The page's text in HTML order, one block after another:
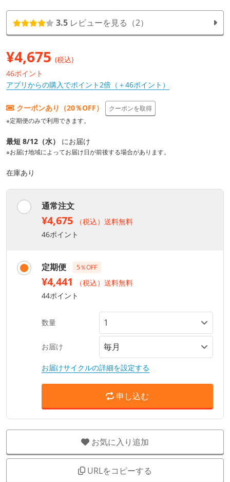
3.5 レビューを見る（2）
¥4,675 (税込)
46ポイント
アプリからの購入でポイント2倍（＋46ポイント）
クーポンあり（20％OFF）
クーポンを取得
※定期便のみで利用できます。
最短 8/12（水） にお届け
※お届け地域によってお届け日が前後する場合があります。
在庫あり
通常注文
¥4,675
（税込）送料無料
46ポイント
定期便 5％OFF
¥4,441
（税込）送料無料
44ポイント
数量
お届け
お届けサイクルの詳細を設定する
申し込む
お気に入り追加
URLをコピーする